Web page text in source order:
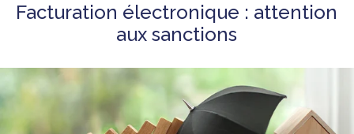
Facturation électronique : attention
aux sanctions